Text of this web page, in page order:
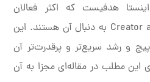
هدفیست که اکثر فعالان
اینستاگرام و صاحبان Creator account به دنبال آن هستند. این
و رشد سریع‌تر و پرقدرت‌تر آن
مطلب در مقاله‌ای مجزا به آن